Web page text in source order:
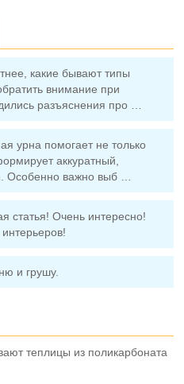
какие бывают типы
внимание при
разъяснения про …
урна помогает не только
аккуратный,
Особенно важно выб …
статья! Очень интересно!
и грушу.
теплицы из поликарбоната